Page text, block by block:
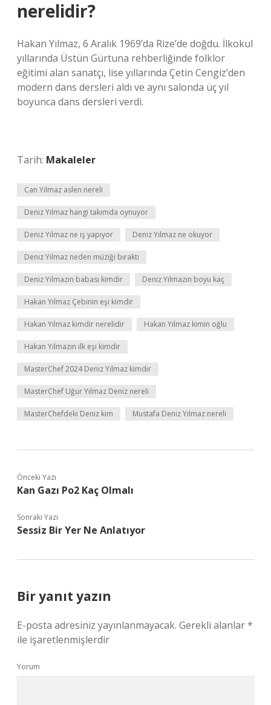
nerelidir?
Hakan Yılmaz, 6 Aralık 1969’da Rize’de doğdu. İlkokul
yıllarında Üstün Gürtuna rehberliğinde folklor
eğitimi alan sanatçı, lise yıllarında Çetin Cengiz’den
modern dans dersleri aldı ve aynı salonda üç yıl
boyunca dans dersleri verdi.
Tarih: Makaleler
Can Yılmaz aslen nereli
Deniz Yılmaz hangi takımda oynuyor
Deniz Yılmaz ne iş yapıyor Deniz Yılmaz ne okuyor
Deniz Yılmaz neden müziği bıraktı
Deniz Yılmazın babası kimdir Deniz Yılmazın boyu kaç
Hakan Yılmaz Çebinin eşi kimdir
Hakan Yılmaz kimdir nerelidir Hakan Yılmaz kimin oğlu
Hakan Yılmazın ilk eşi kimdir
MasterChef 2024 Deniz Yılmaz kimdir
MasterChef Uğur Yılmaz Deniz nereli
MasterChefdeki Deniz kim Mustafa Deniz Yılmaz nereli
Önceki Yazı
Kan Gazı Po2 Kaç Olmalı
Sonraki Yazı
Sessiz Bir Yer Ne Anlatıyor
Bir yanıt yazın
E-posta adresiniz yayınlanmayacak. Gerekli alanlar*
ile işaretlenmişlerdir
Yorum